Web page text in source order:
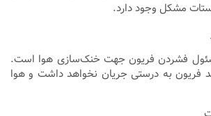
مشکل وجود دارد.
فشردن فریون جهت خنک‌سازی هوا است.
فریون به درستی جریان نخواهد داشت و هوا